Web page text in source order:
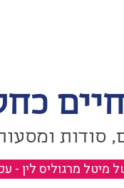
סודות
מרגוליס לין -